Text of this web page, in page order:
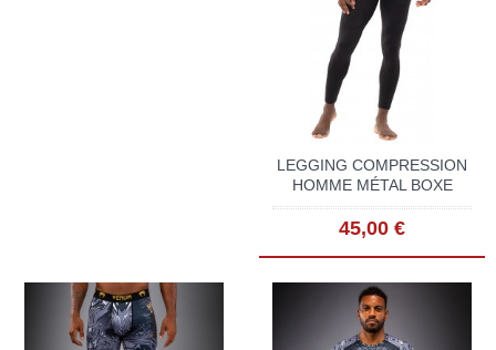
LEGGING COMPRESSION
HOMME MÉTAL BOXE
45,00 €